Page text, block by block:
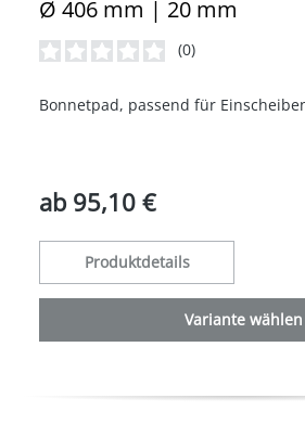
Ø 406 mm | 20 mm
(0)
Bonnetpad, passend für
ab 95,10 €
Produktdetails
Variante wählen